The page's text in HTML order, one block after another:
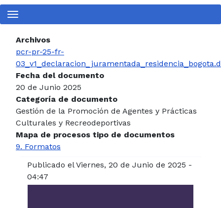
Archivos
pcr-pr-25-fr-
Fecha del documento
20 de Junio 2025
Categoría de documento
Gestión de la Promoción de Agentes y Prácticas
Culturales y Recreodeportivas
Mapa de procesos tipo de documentos
9. Formatos
Publicado el Viernes, 20 de Junio de 2025 -
04:47